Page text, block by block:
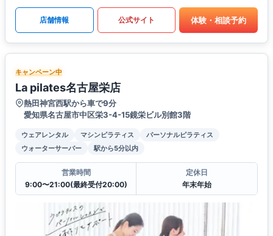
店舗情報 公式サイト 体験・相談予約
キャンペーン中
La pilates名古屋栄店
熱田神宮西駅から車で9分
愛知県名古屋市中区栄3-4-15鏡栄ビル別館3階
ウェアレンタル マシンピラティス
パーソナルピラティス
ウォーターサーバー
駅から5分以内
営業時間
9:00〜21:00(最終受付20:00)
定休日
年末年始